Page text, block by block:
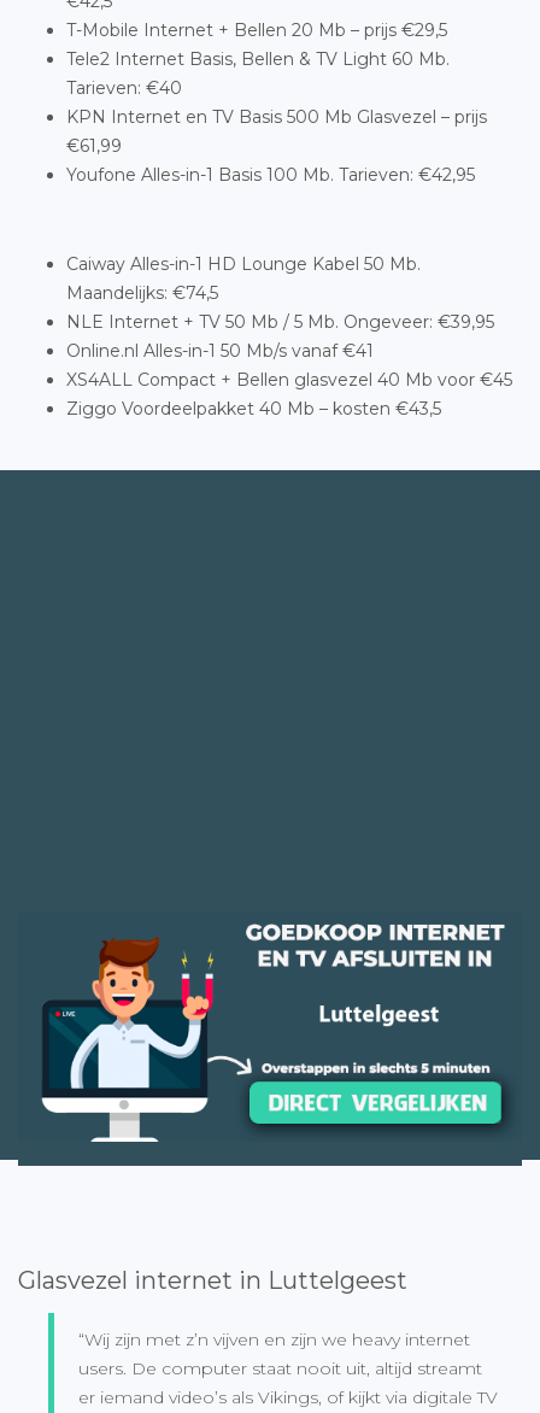
T-Mobile Internet + Bellen 20 Mb – prijs €29,5
Tele2 Internet Basis, Bellen & TV Light 60 Mb.
Tarieven: €40
KPN Internet en TV Basis 500 Mb Glasvezel – prijs
€61,99
Youfone Alles-in-1 Basis 100 Mb. Tarieven: €42,95
Caiway Alles-in-1 HD Lounge Kabel 50 Mb.
Maandelijks: €74,5
NLE Internet + TV 50 Mb / 5 Mb. Ongeveer: €39,95
Online.nl Alles-in-1 50 Mb/s vanaf €41
XS4ALL Compact + Bellen glasvezel 40 Mb voor €45
Ziggo Voordeelpakket 40 Mb – kosten €43,5
Glasvezel internet in Luttelgeest
“Wij zijn met z’n vijven en zijn we heavy internet
users. De computer staat nooit uit, altijd streamt
er iemand video’s als Vikings, of kijkt via digitale TV